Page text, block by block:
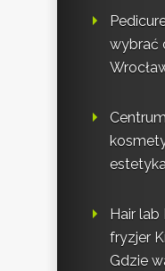
wybrać
Hair
fryzjer
Gdzie